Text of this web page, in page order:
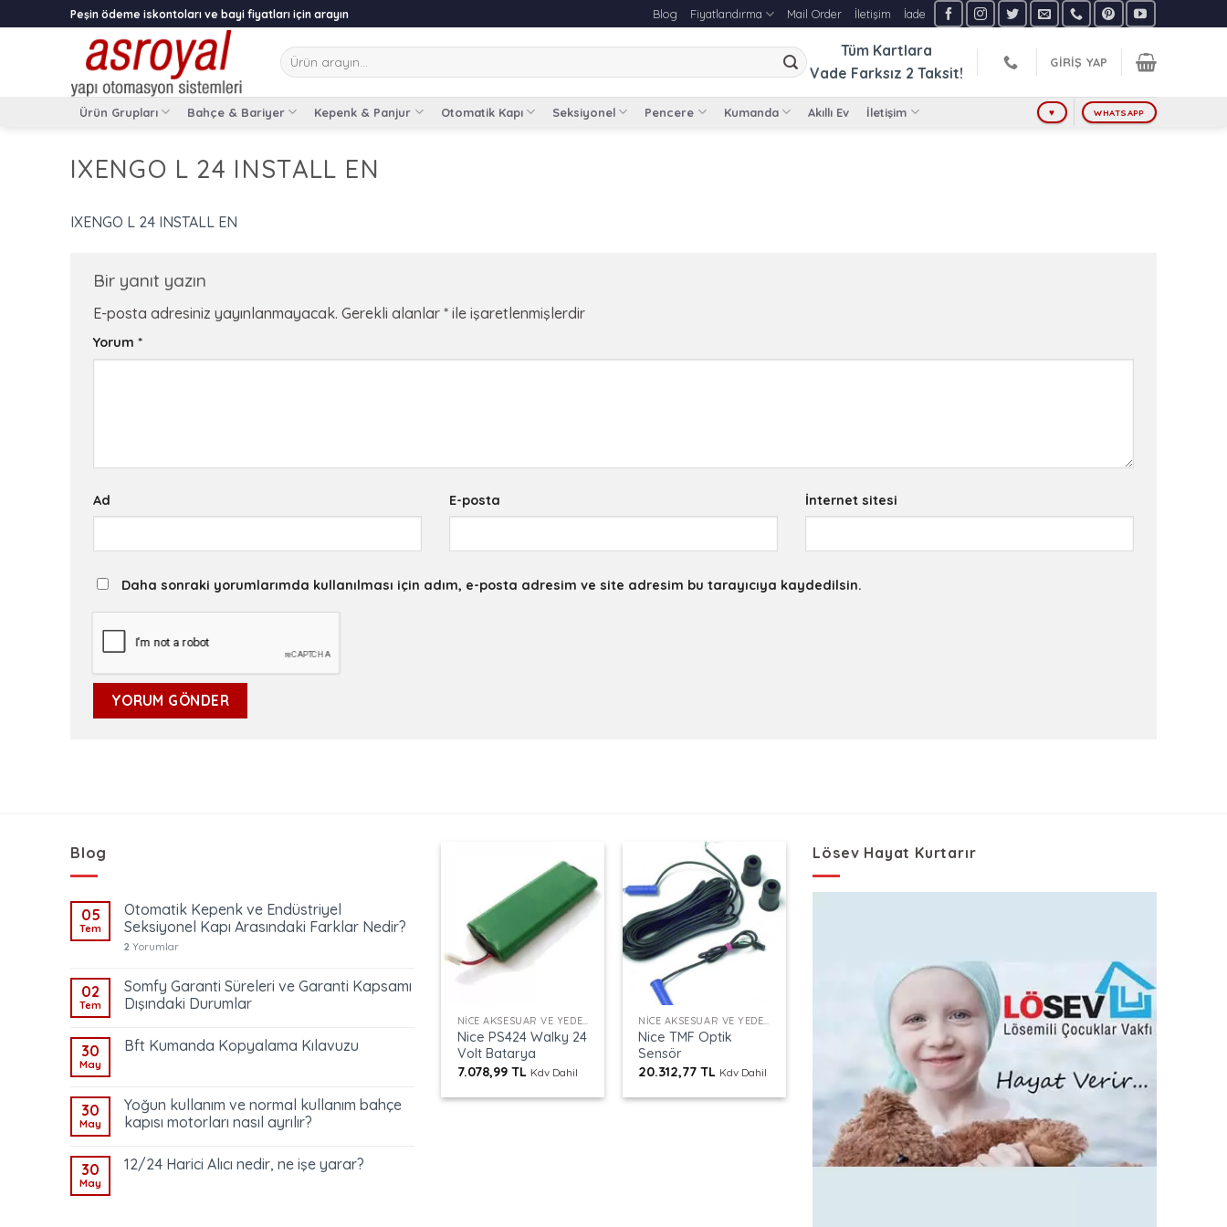
to
Peşin ödeme iskontoları ve bayi fiyatları için arayın Blog Fiyatlandırma Mail Order İletişim İade
Ara:
Tüm Kartlara
Vade Farksız 2 Taksit!
GIRIŞ YAP
Ürün Grupları Bahçe & Bariyer Kepenk & Panjur Otomatik Kapı Seksiyonel Pencere Kumanda Akıllı Ev İletişim ♥ WHATSAPP
IXENGO L 24 INSTALL EN
IXENGO L 24 INSTALL EN
Bir yanıt yazın
E-posta adresiniz yayınlanmayacak. Gerekli alanlar * ile işaretlenmişlerdir
Yorum *
Ad E-posta İnternet sitesi
Daha sonraki yorumlarımda kullanılması için adım, e-posta adresim ve site adresim bu tarayıcıya kaydedilsin.
Blog
05
Tem
Otomatik Kepenk ve Endüstriyel
Seksiyonel Kapı Arasındaki Farklar Nedir?
2 Yorumlar
02
Tem
Somfy Garanti Süreleri ve Garanti Kapsamı
Dışındaki Durumlar
30
May
Bft Kumanda Kopyalama Kılavuzu
30
May
Yoğun kullanım ve normal kullanım bahçe
kapısı motorları nasıl ayrılır?
30
May
12/24 Harici Alıcı nedir, ne işe yarar?
NICE AKSESUAR VE YEDEK PARÇALAR
Nice PS424 Walky 24
Volt Batarya
7.078,99 TL Kdv Dahil
+
NICE AKSESUAR VE YEDEK PARÇALAR
Nice TMF Optik
Sensör
20.312,77TL Kdv Dahil
Lösev Hayat Kurtarır